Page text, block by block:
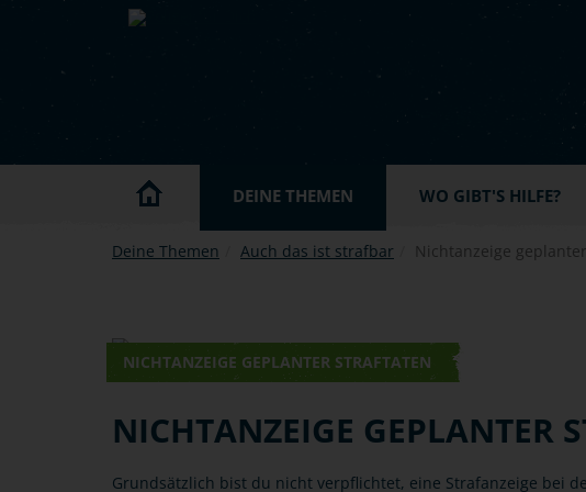
Skip to main content
DEINE THEMEN WO GIBT'S HILFE?
Deine Themen Auch das ist strafbar Nichtanzeige
NICHTANZEIGE GEPLANTER STRAFTATEN
NICHTANZEIGE GEPLANTER
Grundsätzlich bist du nicht verpflichtet, eine Strafanzeige bei